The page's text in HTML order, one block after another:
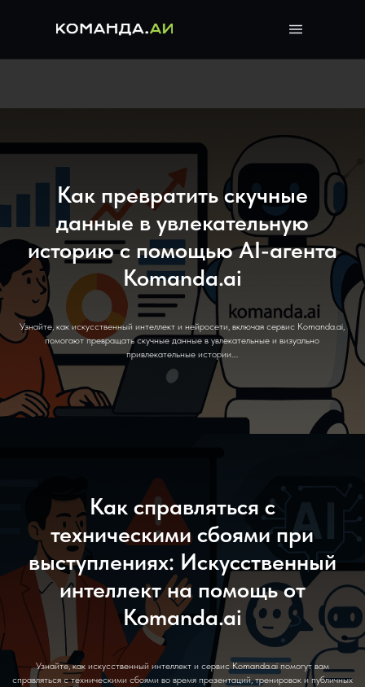
Как превратить скучные
данные в увлекательную
историю с помощью AI-агента
Komanda.ai
Узнайте, как искусственный интеллект и нейросети, включая сервис Komanda.ai,
помогают превращать скучные данные в увлекательные и визуально
привлекательные истории....
Как справляться с
техническими сбоями при
выступлениях: Искусственный
интеллект на помощь от
Komanda.ai
Узнайте, как искусственный интеллект и сервис Komanda.ai помогут вам
справляться с техническими сбоями во время презентаций, тренировок и публичных